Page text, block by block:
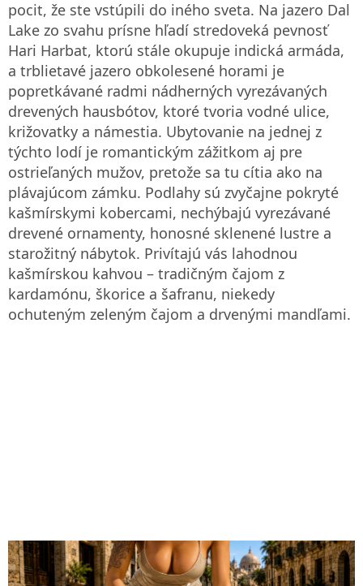
pocit, že ste vstúpili do iného sveta. Na jazero Dal
Lake zo svahu prísne hľadí stredoveká pevnosť
Hari Harbat, ktorú stále okupuje indická armáda,
a trblietavé jazero obkolesené horami je
popretkávané radmi nádherných vyrezávaných
drevených hausbótov, ktoré tvoria vodné ulice,
križovatky a námestia. Ubytovanie na jednej z
týchto lodí je romantickým zážitkom aj pre
ostrieľaných mužov, pretože sa tu cítia ako na
plávajúcom zámku. Podlahy sú zvyčajne pokryté
kašmírskymi kobercami, nechýbajú vyrezávané
drevené ornamenty, honosné sklenené lustre a
starožitný nábytok. Privítajú vás lahodnou
kašmírskou kahvou – tradičným čajom z
kardamónu, škorice a šafranu, niekedy
ochuteným zeleným čajom a drvenými mandľami.